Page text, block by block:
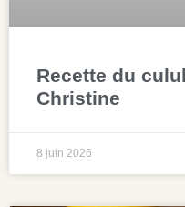
Recette du
Christine
8 juin 2026